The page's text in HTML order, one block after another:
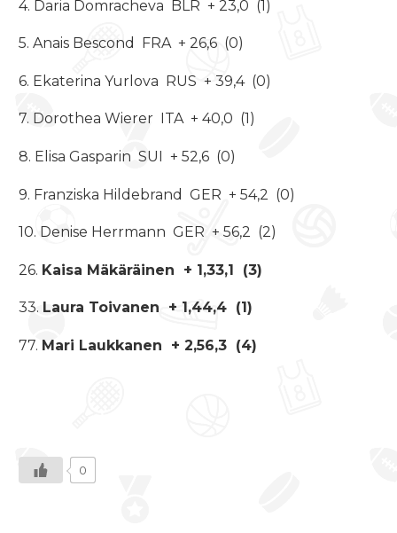
4. Daria Domracheva BLR + 23,0 (1)
5. Anais Bescond FRA + 26,6 (0)
6. Ekaterina Yurlova RUS + 39,4 (0)
7. Dorothea Wierer ITA + 40,0 (1)
8. Elisa Gasparin SUI + 52,6 (0)
9. Franziska Hildebrand GER + 54,2 (0)
10. Denise Herrmann GER + 56,2 (2)
26. Kaisa Mäkäräinen + 1,33,1 (3)
33. Laura Toivanen + 1,44,4 (1)
77. Mari Laukkanen + 2,56,3 (4)
0